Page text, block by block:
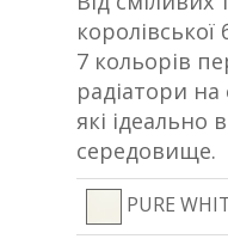
королівської
7 кольорів
радіатори
які ідеально
середовище.
PURE